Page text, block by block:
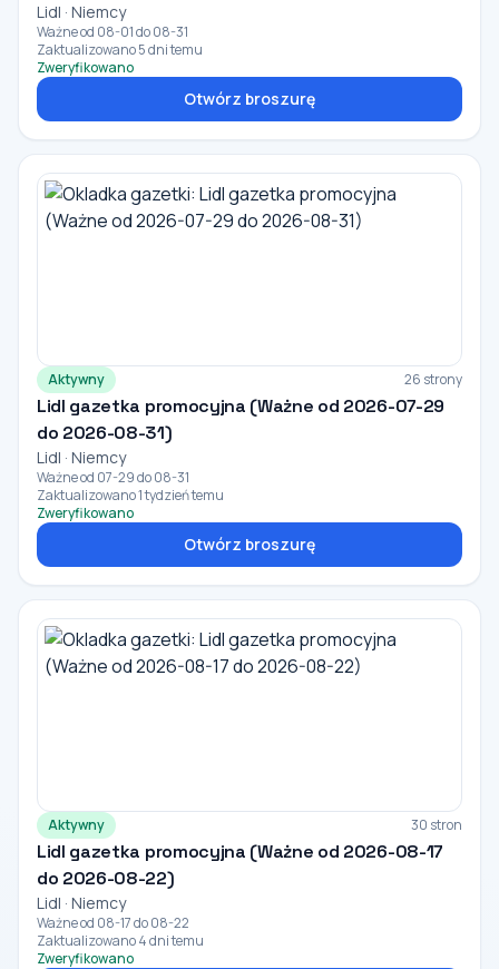
Lidl · Niemcy
Ważne od 08-01 do 08-31
Zaktualizowano 5 dni temu
Zweryfikowano
Otwórz broszurę
Aktywny 26 strony
Lidl gazetka promocyjna (Ważne od 2026-07-29
do 2026-08-31)
Lidl · Niemcy
Ważne od 07-29 do 08-31
Zaktualizowano 1 tydzień temu
Zweryfikowano
Otwórz broszurę
Aktywny 30 stron
Lidl gazetka promocyjna (Ważne od 2026-08-17
do 2026-08-22)
Lidl · Niemcy
Ważne od 08-17 do 08-22
Zaktualizowano 4 dni temu
Zweryfikowano